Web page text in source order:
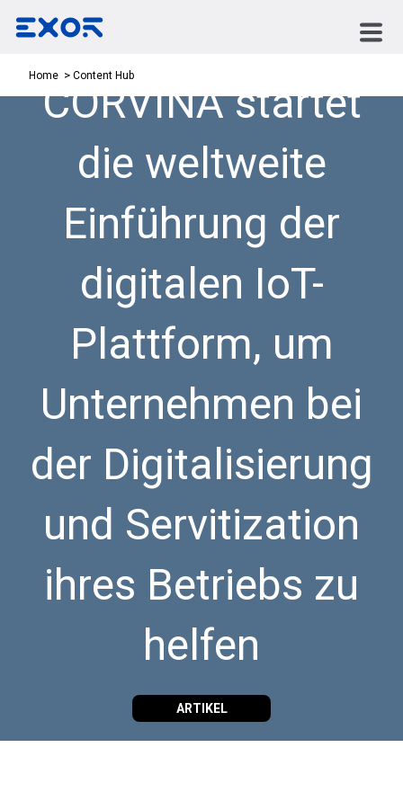
Home Content Hub
CORVINA startet
die weltweite
Einführung der
digitalen IoT-
Plattform, um
Unternehmen bei
der Digitalisierung
und Servitization
ihres Betriebs zu
helfen
ARTIKEL